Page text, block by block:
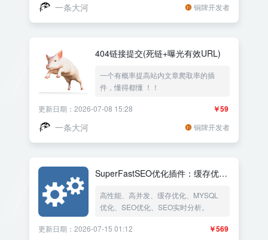
一条大河 铜牌开发者
404链接提交(死链+曝光有效URL)
一个有概率提高站内文章爬取率的插
件，懂得都懂 ！！
￥59
更新日期：2026-07-08 15:28
一条大河 铜牌开发者
SuperFastSEO优化插件：缓存优化
化
高性能、高并发、缓存优化、MYSQL
优化、SEO优化、SEO实时分析。
￥569
更新日期：2026-07-15 01:12